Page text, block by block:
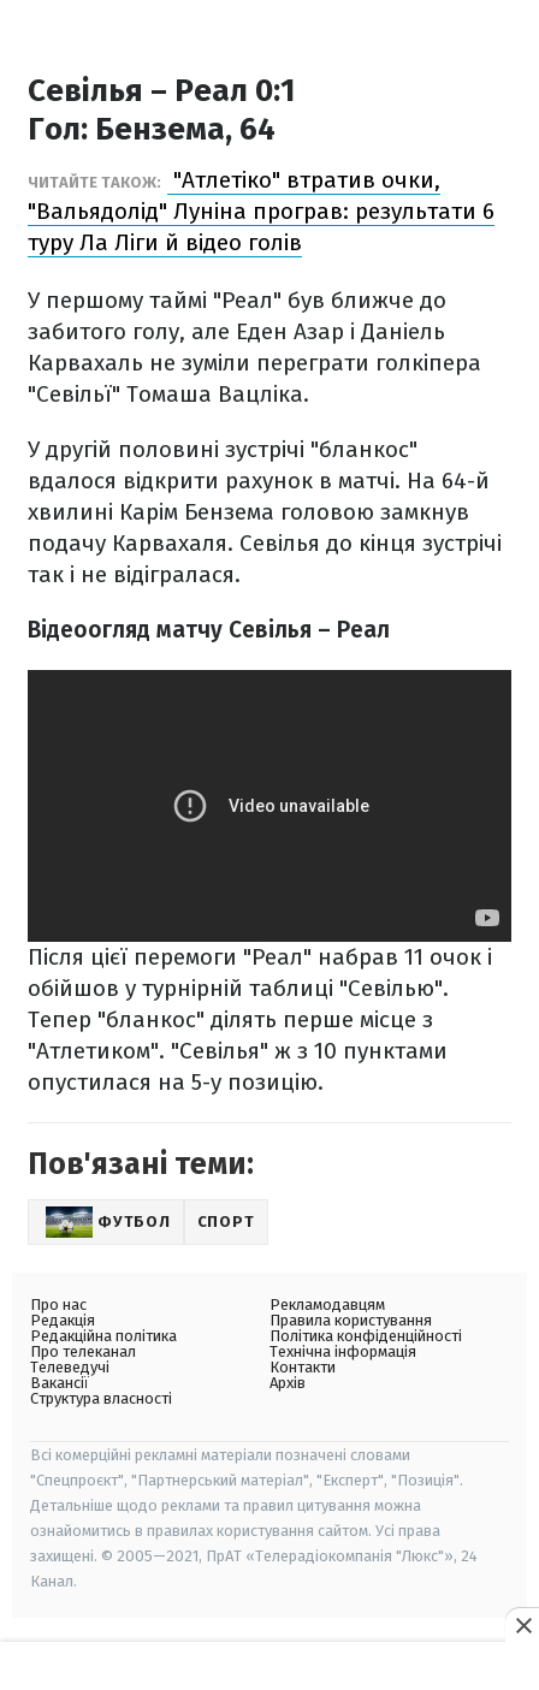
Севілья – Реал 0:1
Гол: Бензема, 64
ЧИТАЙТЕ ТАКОЖ:
"Атлетіко" втратив очки,
"Вальядолід" Луніна програв: результати 6
туру Ла Ліги й відео голів
У першому таймі "Реал" був ближче до
забитого голу, але Еден Азар і Даніель
Карвахаль не зуміли переграти голкіпера
"Севільї" Томаша Вацліка.
У другій половині зустрічі "бланкос"
вдалося відкрити рахунок в матчі. На 64-й
хвилині Карім Бензема головою замкнув
подачу Карвахаля. Севілья до кінця зустрічі
так і не відігралася.
Відеоогляд матчу Севілья – Реал
Після цієї перемоги "Реал" набрав 11 очок і
обійшов у турнірній таблиці "Севілью".
Тепер "бланкос" ділять перше місце з
"Атлетиком". "Севілья" ж з 10 пунктами
опустилася на 5-у позицію.
Пов'язані теми:
ФУТБОЛ СПОРТ
Про нас
Редакція
Редакційна політика
Про телеканал
Телеведучі
Вакансії
Структура власності
Рекламодавцям
Правила користування
Політика конфіденційності
Технічна інформація
Контакти
Архів
Всі комерційні рекламні матеріали позначені словами
"Спецпроєкт", "Партнерський матеріал", "Експерт", "Позиція".
Детальніше щодо реклами та правил цитування можна
ознайомитись в правилах користування сайтом. Усі права
захищені. © 2005—2021, ПрАТ «Телерадіокомпанія "Люкс"», 24
Канал.